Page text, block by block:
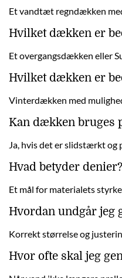
Et vandtæt regndækken
Hvilket dækken er
Et overgangsdækken eller
Hvilket dækken er
Vinterdækken med
Kan dækken bruges
Ja, hvis det er slidstærkt og
Hvad betyder denier?
Et mål for materialets styrke.
Hvordan undgår jeg
Korrekt størrelse og
Hvor ofte skal jeg